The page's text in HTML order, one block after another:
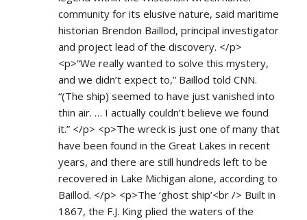
community for its elusive nature, said maritime
historian Brendon Baillod, principal investigator
and project lead of the discovery. </p>
<p>“We really wanted to solve this mystery,
and we didn’t expect to,” Baillod told CNN.
“(The ship) seemed to have just vanished into
thin air. … I actually couldn’t believe we found
it.” </p> <p>The wreck is just one of many that
have been found in the Great Lakes in recent
years, and there are still hundreds left to be
recovered in Lake Michigan alone, according to
Baillod. </p> <p>The ‘ghost ship’<br /> Built in
1867, the F.J. King plied the waters of the